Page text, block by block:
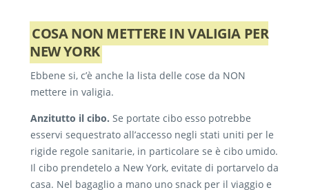
COSA NON METTERE IN VALIGIA PER
NEW YORK
Ebbene si, c’è anche la lista delle cose da NON
mettere in valigia.
Anzitutto il cibo. Se portate cibo esso potrebbe
esservi sequestrato all’accesso negli stati uniti per le
rigide regole sanitarie, in particolare se è cibo umido.
Il cibo prendetelo a New York, evitate di portarvelo da
casa. Nel bagaglio a mano uno snack per il viaggio e